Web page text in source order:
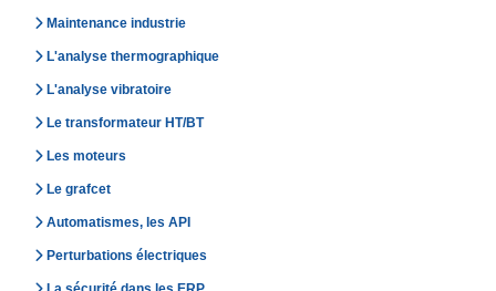
Maintenance industrie
L'analyse thermographique
L'analyse vibratoire
Le transformateur HT/BT
Les moteurs
Le grafcet
Automatismes, les API
Perturbations électriques